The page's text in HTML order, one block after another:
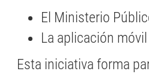
El Ministerio
La aplicación
Esta iniciativa forma